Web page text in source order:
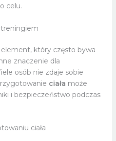
celu.
który często bywa
znaczenie dla
osób nie zdaje sobie
ciała może
i bezpieczeństwo podczas
ciała